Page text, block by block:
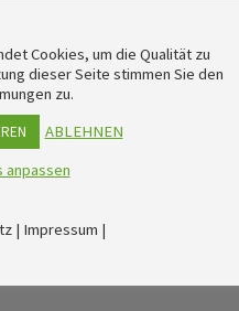
Cookies, um die Qualität zu
dieser Seite stimmen Sie den
zu.
ABLEHNEN
anpassen
| Impressum |